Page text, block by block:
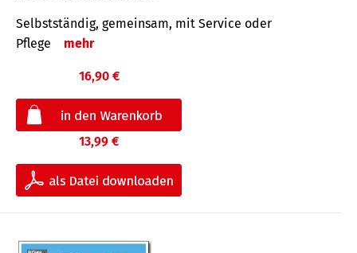
Selbstständig, gemeinsam, mit Service oder
Pflege
mehr
16,90 €
13,99 €